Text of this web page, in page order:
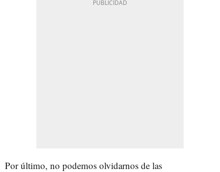
Por último, no podemos olvidarnos de las